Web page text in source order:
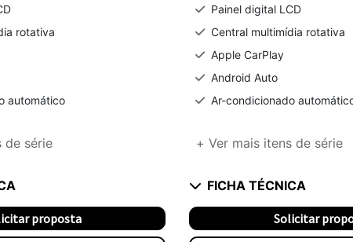
rotativa
automático
de série
proposta
Painel digital LCD
Central multimídia rotativa
Apple CarPlay
Android Auto
Ar-condicionado
+ Ver mais itens de série
FICHA TÉCNICA
Solicitar